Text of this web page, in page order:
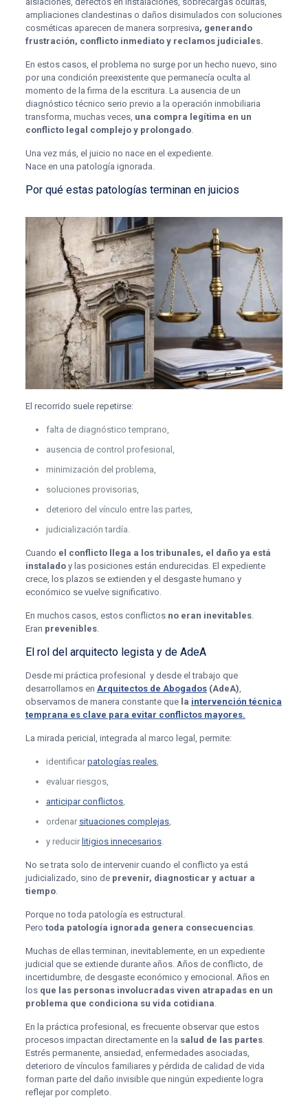
ampliaciones clandestinas o daños disimulados con soluciones
cosméticas aparecen de manera sorpresiva, generando
frustración, conflicto inmediato y reclamos judiciales.
En estos casos, el problema no surge por un hecho nuevo, sino
por una condición preexistente que permanecía oculta al
momento de la firma de la escritura. La ausencia de un
diagnóstico técnico serio previo a la operación inmobiliaria
transforma, muchas veces, una compra legítima en un
conflicto legal complejo y prolongado.
Una vez más, el juicio no nace en el expediente.
Nace en una patología ignorada.
Por qué estas patologías terminan en juicios
El recorrido suele repetirse:
falta de diagnóstico temprano,
ausencia de control profesional,
minimización del problema,
soluciones provisorias,
deterioro del vínculo entre las partes,
judicialización tardía.
Cuando el conflicto llega a los tribunales, el daño ya está
instaladoy las posiciones están endurecidas. El expediente
crece, los plazos se extienden y el desgaste humano y
económico se vuelve significativo.
En muchos casos, estos conflictos no eran inevitables.
Eran prevenibles.
El rol del arquitecto legista y de AdeA
Desde mi práctica profesional y desde el trabajo que
desarrollamos en Arquitectos de Abogados(AdeA)
observamos de manera constante que la intervención técnica
temprana es clave para evitar conflictos mayores.
La mirada pericial, integrada al marco legal, permite:
identificar patologías reales,
evaluar riesgos,
anticipar conflictos,
ordenar situaciones complejas,
y reducir litigios innecesarios.
No se trata solo de intervenir cuando el conflicto ya está
judicializado, sino de prevenir, diagnosticar y actuar a
tiempo.
Porque no toda patología es estructural.
Pero toda patología ignorada genera consecuencias.
Muchas de ellas terminan, inevitablemente, en un expediente
judicial que se extiende durante años. Años de conflicto, de
incertidumbre, de desgaste económico y emocional. Años en
los que las personas involucradas viven atrapadas en un
problema que condiciona su vida cotidiana
En la práctica profesional, es frecuente observar que estos
procesos impactan directamente en la salud de las partes.
Estrés permanente, ansiedad, enfermedades asociadas,
deterioro de vínculos familiares y pérdida de calidad de vida
forman parte del daño invisible que ningún expediente logra
reflejar por completo.